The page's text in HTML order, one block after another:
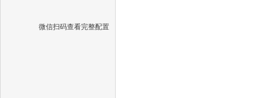
微信扫码查看完整配置